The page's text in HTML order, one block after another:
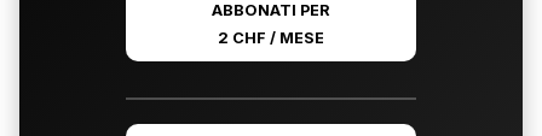
ABBONATI PER
2 CHF / MESE